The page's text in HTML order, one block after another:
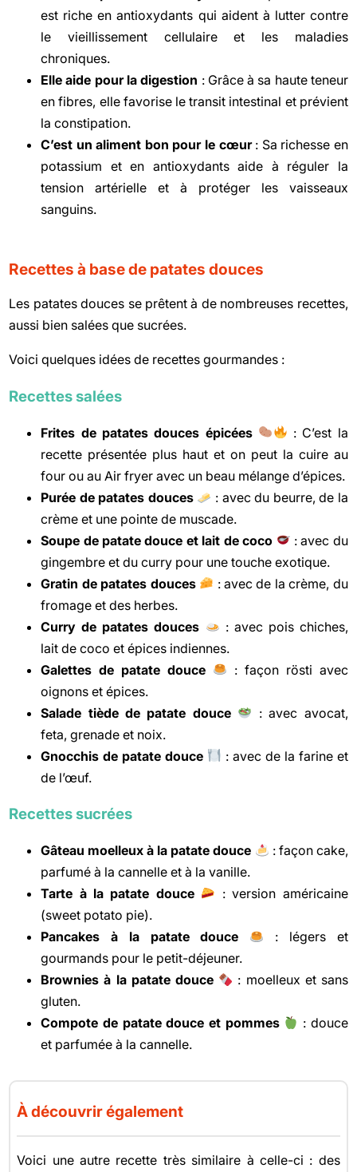
est riche en antioxydants qui aident à lutter contre
le vieillissement cellulaire et les maladies
chroniques.
Elle aide pour la digestion : Grâce à sa haute teneur
en fibres, elle favorise le transit intestinal et prévient
la constipation.
C’est un aliment bon pour le cœur: Sa richesse en
potassium et en antioxydants aide à réguler la
tension artérielle et à protéger les vaisseaux
sanguins.
Recettes à base de patates douces
Les patates douces se prêtent à de nombreuses recettes,
aussi bien salées que sucrées.
Voici quelques idées de recettes gourmandes :
Recettes salées
Frites de patates douces épicées
: C’est la
recette présentée plus haut et on peut la cuire au
four ou au Air fryer avec un beau mélange d’épices.
Purée de patates douces
: avec du beurre, de la
crème et une pointe de muscade.
Soupe de patate douce et lait de coco
: avec du
gingembre et du curry pour une touche exotique.
Gratin de patates douces
: avec de la crème, du
fromage et des herbes.
Curry de patates douces
: avec pois chiches,
lait de coco et épices indiennes.
Galettes de patate douce
: façon rösti avec
oignons et épices.
Salade tiède de patate douce
: avec avocat,
feta, grenade et noix.
Gnocchis de patate douce
: avec de la farine et
de l’œuf.
Recettes sucrées
Gâteau moelleux à la patate douce
: façon cake,
parfumé à la cannelle et à la vanille.
Tarte à la patate douce
: version américaine
(sweet potato pie).
Pancakes à la patate douce
: légers et
gourmands pour le petit-déjeuner.
Brownies à la patate douce
: moelleux et sans
gluten.
Compote de patate douce et pommes
: douce
et parfumée à la cannelle.
À découvrir également
Voici une autre recette très similaire à celle-ci : des